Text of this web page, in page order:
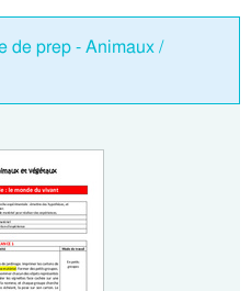
de prep - Animaux /